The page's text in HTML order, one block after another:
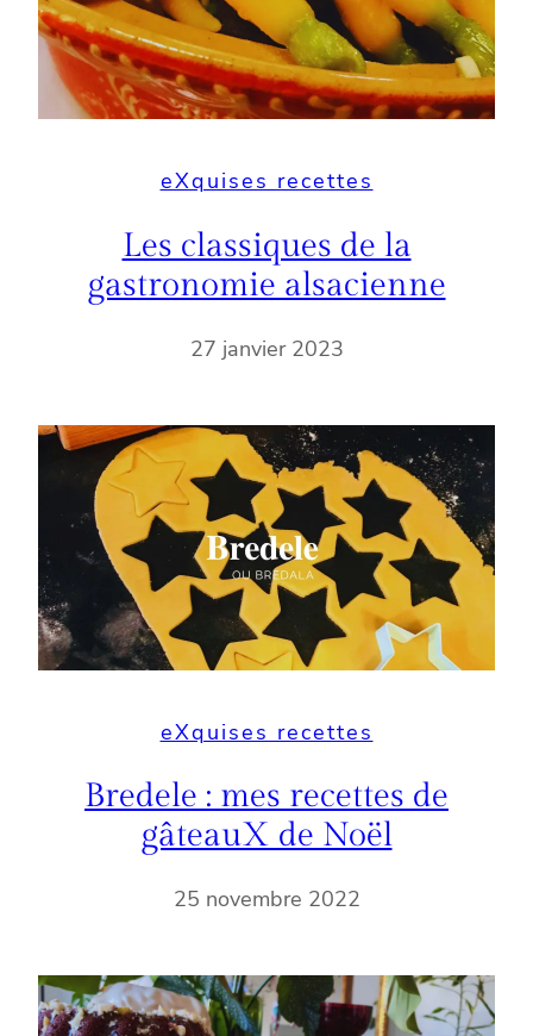
eXquises recettes
Les classiques de la
gastronomie alsacienne
27 janvier 2023
eXquises recettes
Bredele : mes recettes de
gâteauX de Noël
25 novembre 2022